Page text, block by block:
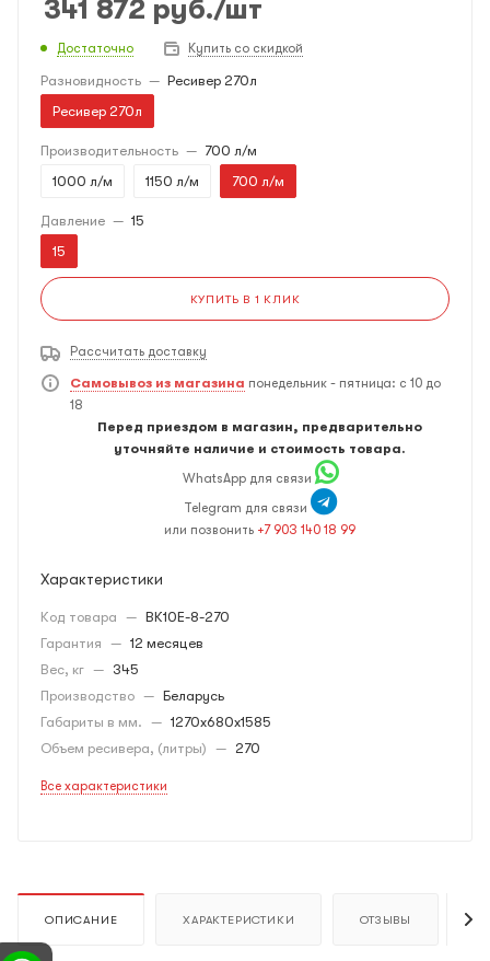
341 872 руб./шт
Достаточно Купить со скидкой
Разновидность — Ресивер 270л
Ресивер 270л
Производительность — 700 л/м
1000 л/м
1150 л/м 700 л/м
Давление — 15
15
КУПИТЬ В 1 КЛИК
Рассчитать доставку
Самовывоз из магазина понедельник - пятница: с 10 до
18
Перед приездом в магазин, предварительно
уточняйте наличие и стоимость товара.
WhatsApp для связи
Telegram для связи
или позвонить +7 903 140 18 99
Характеристики
Код товара — ВК10E-8-270
Гарантия — 12 месяцев
Вес, кг — 345
Производство — Беларусь
Габариты в мм. — 1270х680х1585
Объем ресивера, (литры) — 270
Все характеристики
ОПИСАНИЕ ХАРАКТЕРИСТИКИ ОТЗЫВЫ